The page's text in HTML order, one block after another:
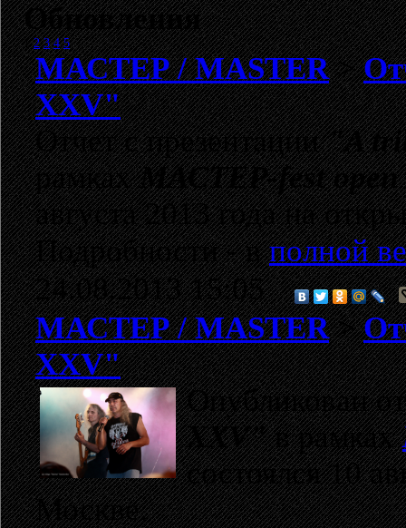
Обновления
1 2 3 4 5
МАСТЕР / MASTER>
XXV"
Отчет спрезентации"A
рамкахМАСТЕР-fest open
августа 2013 годана
Подробности - вполной
24.08.2013 15:05
МАСТЕР / MASTER>
XXV"
Опубликован
XXV"в рамках
состоялся 10
Москве.